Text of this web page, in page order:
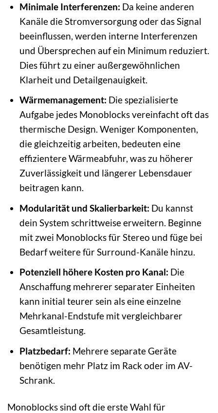
Minimale Interferenzen: Da keine anderen
Kanäle die Stromversorgung oder das Signal
beeinflussen, werden interne Interferenzen
und Übersprechen auf ein Minimum reduziert.
Dies führt zu einer außergewöhnlichen
Klarheit und Detailgenauigkeit.
Wärmemanagement: Die spezialisierte
Aufgabe jedes Monoblocks vereinfacht oft das
thermische Design. Weniger Komponenten,
die gleichzeitig arbeiten, bedeuten eine
effizientere Wärmeabfuhr, was zu höherer
Zuverlässigkeit und längerer Lebensdauer
beitragen kann.
Modularität und Skalierbarkeit: Du kannst
dein System schrittweise erweitern. Beginne
mit zwei Monoblocks für Stereo und füge bei
Bedarf weitere für Surround-Kanäle hinzu.
Potenziell höhere Kosten pro Kanal: Die
Anschaffung mehrerer separater Einheiten
kann initial teurer sein als eine einzelne
Mehrkanal-Endstufe mit vergleichbarer
Gesamtleistung.
Platzbedarf: Mehrere separate Geräte
benötigen mehr Platz im Rack oder im AV-
Schrank.
Monoblocks sind oft die erste Wahl für